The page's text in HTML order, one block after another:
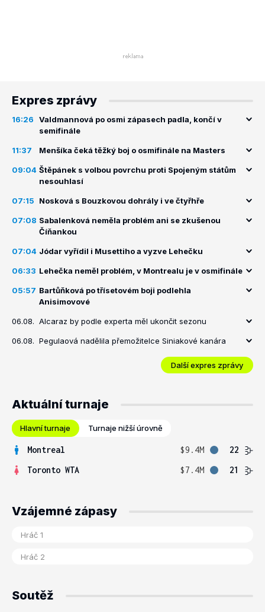
Expres zprávy
16:26
Valdmannová po osmi zápasech padla, končí v
semifinále
11:37 Menšíka čeká těžký boj o osmifinále na Masters
09:04 Štěpánek s volbou povrchu proti Spojeným státům
nesouhlasí
07:15 Nosková s Bouzkovou dohrály i ve čtyřhře
07:08 Sabalenková neměla problém ani se zkušenou
Číňankou
07:04 Jódar vyřídil i Musettiho a vyzve Lehečku
06:33 Lehečka neměl problém, v Montrealu je v osmifinále
05:57 Bartůňková po třísetovém boji podlehla
Anisimovové
06.08. Alcaraz by podle experta měl ukončit sezonu
06.08. Pegulaová nadělila přemožitelce Siniakové kanára
Další expres zprávy
Aktuální turnaje
Hlavní turnaje Turnaje nižší úrovně
Montreal $9.4M
22
Toronto WTA
$7.4M 21
Vzájemné zápasy
Soutěž